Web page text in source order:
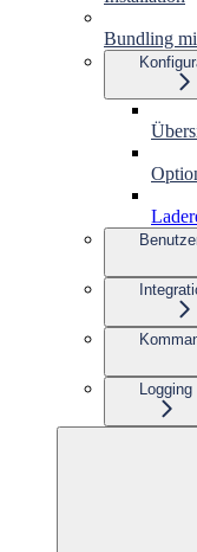
Bundling
Logging